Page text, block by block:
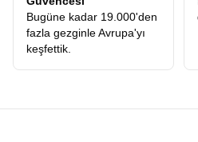
Ödediğiniz ücretin karşılığını,
ve en önemlisi ömür boyu
alacağınızı garanti ediyoruz.
Uygun Fiyatlı Orta Asya Turu
Kaliteden ödün vermeden
Bugüne kadar 19.000'den
fazla gezginle Avrupa'yı
keşfettik.